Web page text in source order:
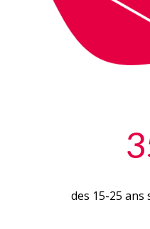
des 15-25